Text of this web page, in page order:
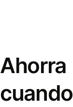
Ahorra
cuando